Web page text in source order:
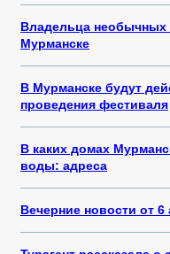
Владельца необычных
Мурманске
В Мурманске будут
проведения фестиваля
В каких домах
воды: адреса
Вечерние новости от 6